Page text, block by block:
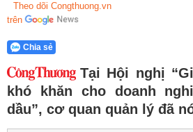
Theo dõi Congthuong.vn
trên
Chia sẻ
Tại Hội nghị
khó khăn cho doanh
dầu”, cơ quan quản lý đã